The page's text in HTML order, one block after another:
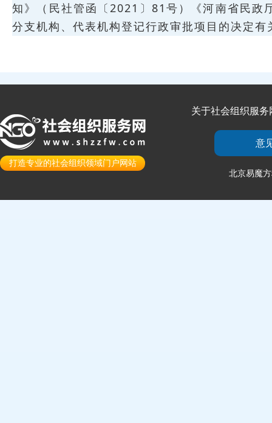
知》（民社管函〔2021〕81号）《河南省民政
分支机构、代表机构登记行政审批项目的决定
打造专业的社会组织领域门户网站
关于社会组织服务
意
北京易魔